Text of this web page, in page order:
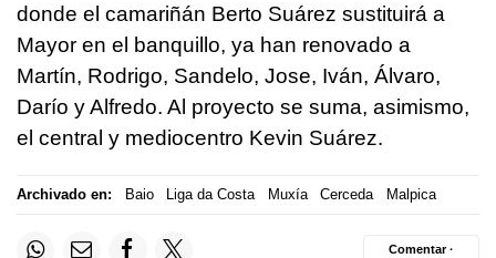
donde el camariñán Berto Suárez sustituirá a
Mayor en el banquillo, ya han renovado a
Martín, Rodrigo, Sandelo, Jose, Iván, Álvaro,
Darío y Alfredo. Al proyecto se suma, asimismo,
el central y mediocentro Kevin Suárez.
Archivado en: Baio Liga da Costa Muxía Cerceda Malpica
Comentar ·